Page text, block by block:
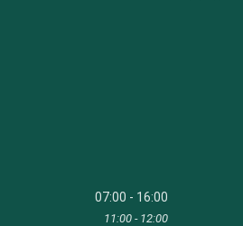
07:00 16:00
11:00 12:00